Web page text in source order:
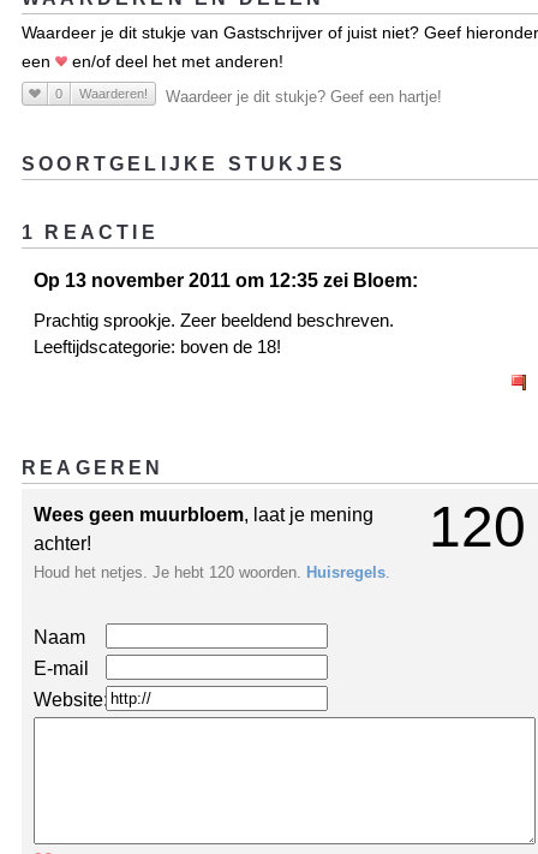
Waardeer je dit stukje van Gastschrijver of juist niet? Geef hieronder
een
en/of deel het met anderen!
0 Waarderen! Waardeer je dit stukje? Geef een hartje!
SOORTGELIJKE STUKJES
1 REACTIE
Op 13 november 2011 om 12:35 zei Bloem:
Prachtig sprookje. Zeer beeldend beschreven.
Leeftijdscategorie: boven de 18!
REAGEREN
120
Wees geen muurbloem, laat je mening
achter!
Houd het netjes. Je hebt 120 woorden. Huisregels
Naam
E-mail
Website: